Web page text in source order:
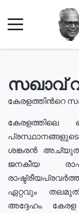
സഖാവ്
കേരളത്തിൻറെ
കേരളത്തിലെ
പ്രസ്ഥാനങ്ങളുടെ
ശങ്കരൻ
ജനകീയ
ഏറ്റവും
അദ്ദേഹം.